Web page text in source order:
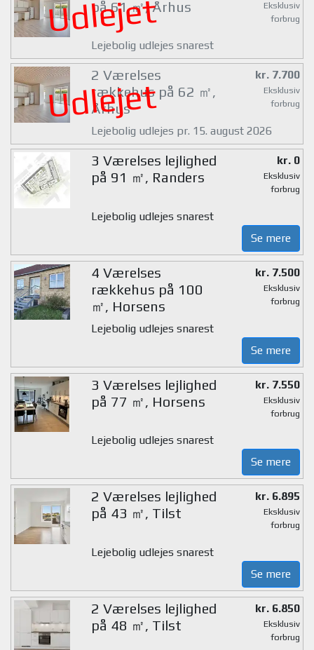
Udlejet
på 61 ㎡, Århus
Eksklusiv
forbrug
Lejebolig udlejes snarest
Udlejet
2 Værelses
rækkehus på 62 ㎡,
Århus
kr. 7.700
Eksklusiv
forbrug
Lejebolig udlejes pr. 15. august 2026
3 Værelses lejlighed
på 91 ㎡, Randers
kr. 0
Eksklusiv
forbrug
Lejebolig udlejes snarest
Se mere
4 Værelses
rækkehus på 100
㎡, Horsens
kr. 7.500
Eksklusiv
forbrug
Lejebolig udlejes snarest
Se mere
3 Værelses lejlighed
på 77 ㎡, Horsens
kr. 7.550
Eksklusiv
forbrug
Lejebolig udlejes snarest
Se mere
2 Værelses lejlighed
på 43 ㎡, Tilst
kr. 6.895
Eksklusiv
forbrug
Lejebolig udlejes snarest
Se mere
2 Værelses lejlighed
på 48 ㎡, Tilst
kr. 6.850
Eksklusiv
forbrug